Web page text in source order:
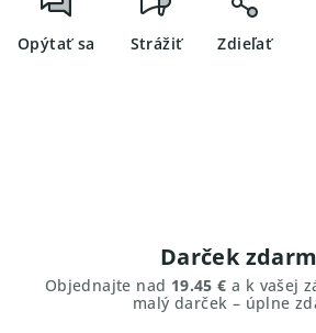
Opýtať sa Strážiť Zdieľať
Darček
Objednajte nad 19.45 € a k vašej
malý darček – úplne